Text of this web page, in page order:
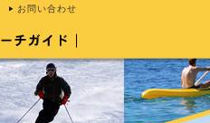
お問い合わせ